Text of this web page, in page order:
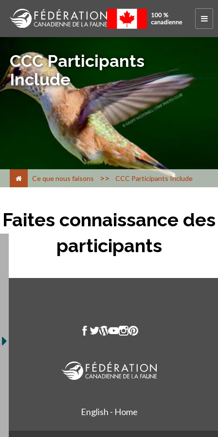
CCC Participants
Include
Ce que nous faisons > CCC Participants Include
Faites connaissance des
participants
English - Home